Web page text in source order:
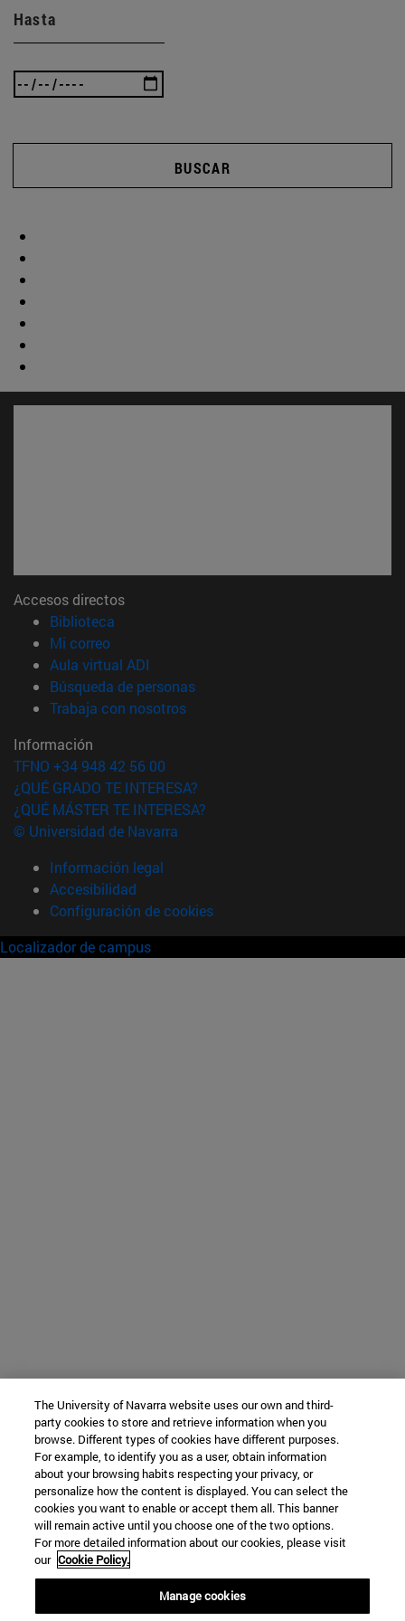
Hasta
BUSCAR
Accesos directos
Biblioteca
Mi correo(abre en nueva ventana)
Aula virtual ADI
Búsqueda de personas(abre en nueva ventana)
Trabaja con nosotros(abre en nueva ventana)
Información
TFNO +34 948 42 56 00
¿QUÉ GRADO TE INTERESA?
¿QUÉ MÁSTER TE INTERESA?
© Universidad de Navarra
Información legal
Accesibilidad
Configuración de cookies
Localizador de campus
The University of Navarra website uses our own and third-
party cookies to store and retrieve information when you
browse. Different types of cookies have different purposes.
For example, to identify you as a user, obtain information
about your browsing habits respecting your privacy, or
personalize how the content is displayed. You can select the
cookies you want to enable or accept them all. This banner
will remain active until you choose one of the two options.
For more detailed information about our cookies, please visit
our Cookie Policy.
Manage cookies